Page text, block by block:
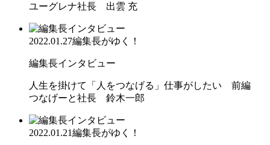
ユーグレナ社長 出雲 充
2022.01.27編集長がゆく！
編集長インタビュー
人生を掛けて「人をつなげる」仕事がしたい 前編
つなげーと社長 鈴木一郎
2022.01.21編集長がゆく！